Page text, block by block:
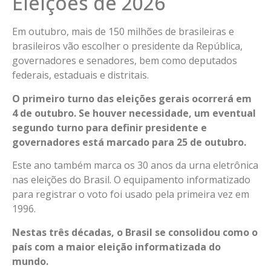
Em outubro, mais de 150 milhões de brasileiras e
brasileiros vão escolher o presidente da República,
governadores e senadores, bem como deputados
federais, estaduais e distritais.
O primeiro turno das eleições gerais ocorrerá em
4 de outubro. Se houver necessidade, um eventual
segundo turno para definir presidente e
governadores está marcado para 25 de outubro.
Este ano também marca os 30 anos da urna eletrônica
nas eleições do Brasil. O equipamento informatizado
para registrar o voto foi usado pela primeira vez em
1996.
Nestas três décadas, o Brasil se consolidou como o
país com a maior eleição informatizada do
mundo.